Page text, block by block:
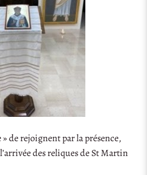
de rejoignent par la présence,
des reliques de St Martin